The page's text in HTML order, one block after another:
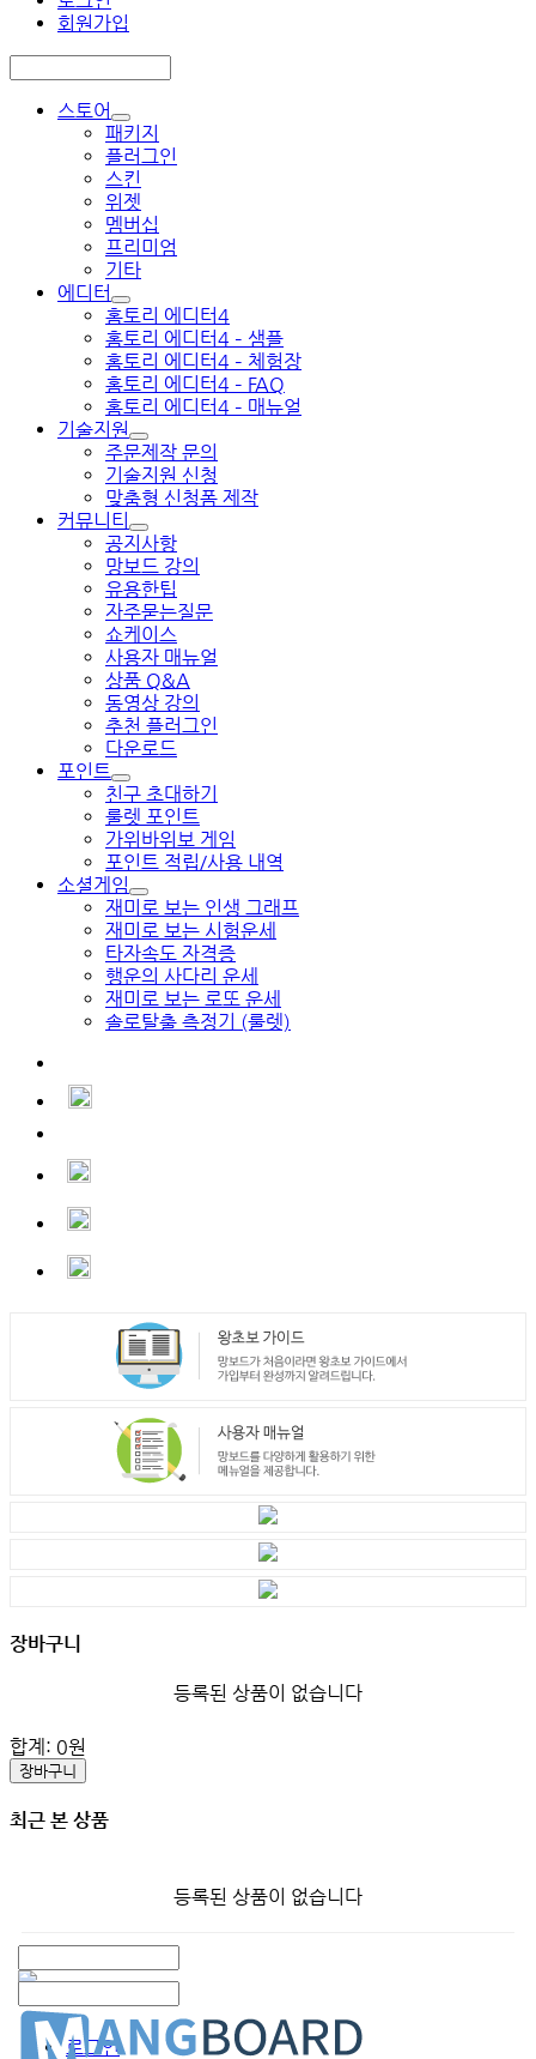
회원가입
스토어
패키지
플러그인
스킨
위젯
멤버십
프리미엄
기타
에디터
홈토리 에디터4
홈토리 에디터4 – 샘플
홈토리 에디터4 – 체험장
홈토리 에디터4 – FAQ
홈토리 에디터4 – 매뉴얼
기술지원
주문제작 문의
기술지원 신청
맞춤형 신청폼 제작
커뮤니티
공지사항
망보드 강의
유용한팁
자주묻는질문
쇼케이스
사용자 매뉴얼
상품 Q&A
동영상 강의
추천 플러그인
다운로드
포인트
친구 초대하기
룰렛 포인트
가위바위보 게임
포인트 적립/사용 내역
소셜게임
재미로 보는 인생 그래프
재미로 보는 시험운세
타자속도 자격증
행운의 사다리 운세
재미로 보는 로또 운세
솔로탈출 측정기 (룰렛)
장바구니
등록된 상품이 없습니다
합계: 0원
장바구니
최근 본 상품
등록된 상품이 없습니다
로그인